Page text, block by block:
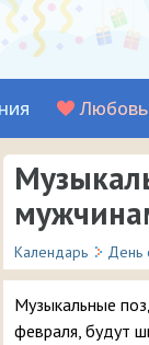
Любовь
Календарь День
Музыкальные
февраля, будут